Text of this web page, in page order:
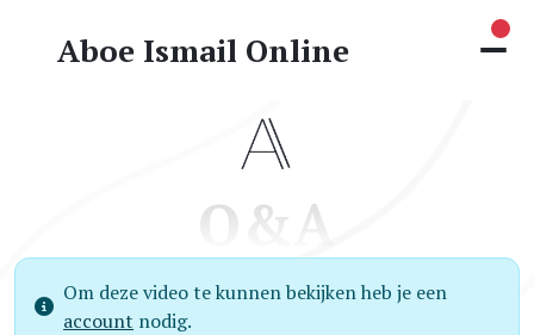
Aboe Ismail Online
Q&A
Om deze video te kunnen bekijken heb je een
account nodig.